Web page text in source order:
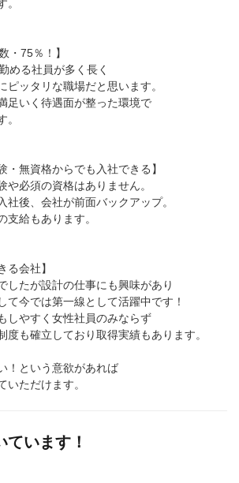
。
・75％！】
める社員が多く長く
ピッタリな職場だと思います。
足いく待遇面が整った環境で
。
・無資格からでも入社できる】
必須の資格はありません。
社後、会社が前面バックアップ。
支給もあります。
る会社】
たが設計の仕事にも興味があり
て今では第一線として活躍中です！
しやすく女性社員のみならず
度も確立しており取得実績もあります。
！という意欲があれば
いただけます。
ています！